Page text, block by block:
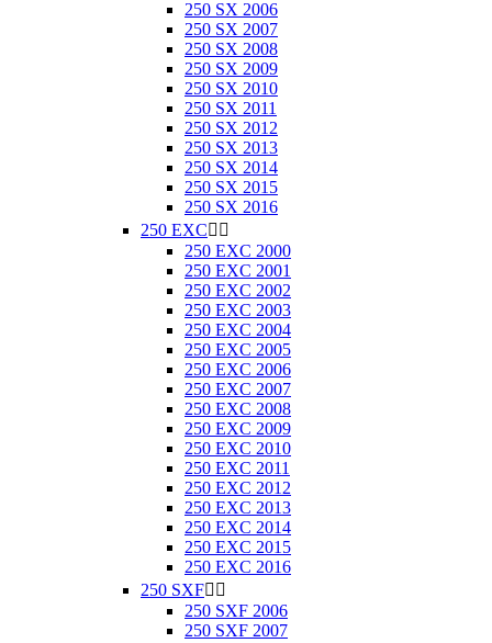
250 SX 2006
250 SX 2007
250 SX 2008
250 SX 2009
250 SX 2010
250 SX 2011
250 SX 2012
250 SX 2013
250 SX 2014
250 SX 2015
250 SX 2016
250 EXC 
250 EXC 2000
250 EXC 2001
250 EXC 2002
250 EXC 2003
250 EXC 2004
250 EXC 2005
250 EXC 2006
250 EXC 2007
250 EXC 2008
250 EXC 2009
250 EXC 2010
250 EXC 2011
250 EXC 2012
250 EXC 2013
250 EXC 2014
250 EXC 2015
250 EXC 2016
250 SXF 
250 SXF 2006
250 SXF 2007